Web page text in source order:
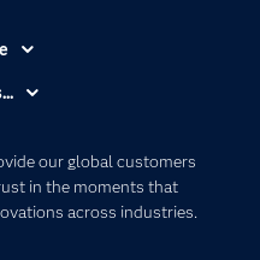
our global customers
in the moments that
across industries.